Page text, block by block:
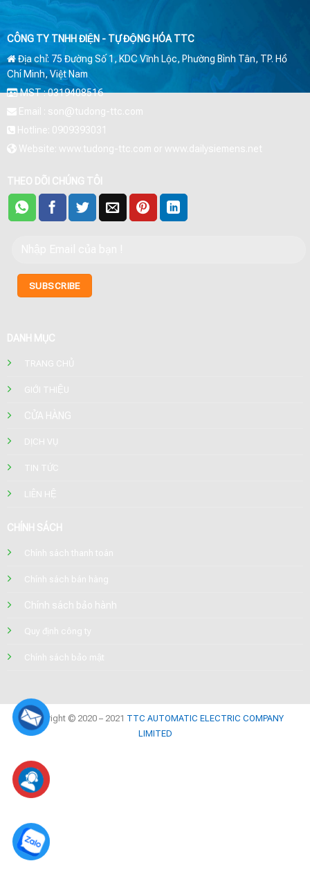
CÔNG TY TNHH ĐIỆN - TỰ ĐỘNG HÓA TTC
Địa chỉ: 75 Đường Số 1, KDC Vĩnh Lộc, Phường Bình Tân, TP. Hồ
Chí Minh, Việt Nam
MST : 0319408516
Email : son@tudong-ttc.com
Hotline: 0909393031
Website: www.tudong-ttc.com or www.dailysiemens.net
THEO DÕI CHÚNG TÔI
DANH MỤC
TRANG CHỦ
GIỚI THIỆU
CỬA HÀNG
DỊCH VỤ
TIN TỨC
LIÊN HỆ
CHÍNH SÁCH
Chính sách thanh toán
Chính sách bán hàng
Chính sách bảo hành
Quy định công ty
Chính sách bảo mật
Copyright © 2020 – 2021 TTC AUTOMATIC ELECTRIC COMPANY
LIMITED